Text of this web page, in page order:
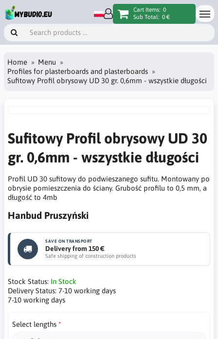
Cart Items: 0
Sub Total: 0 €
Home
Menu
Profiles for plasterboards and plasterboards
Sufitowy Profil obrysowy UD 30 gr. 0,6mm - wszystkie długości
Sufitowy Profil obrysowy UD 30
gr. 0,6mm - wszystkie długości
Profil UD 30 sufitowy do podwieszanego sufitu. Montowany po
obrysie pomieszczenia do ściany. Grubość profilu to 0,5 mm, a
długość to 4mb
Hanbud Pruszyński
SAVE ON TRANSPORT
Delivery from 150 €
Safe shipping of construction products
Stock Status: In Stock
Delivery Status: 7-10 working days
7-10 working days
Select lengths